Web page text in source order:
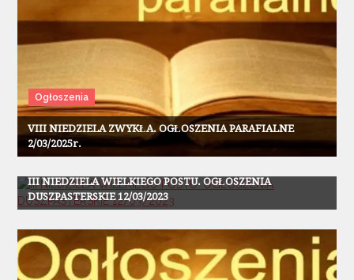
Ogłoszenia
VIII NIEDZIELA ZWYKŁA. OGŁOSZENIA PARAFIALNE
2/03/2025r.
Ogłoszenia
III NIEDZIELA WIELKIEGO POSTU. OGŁOSZENIA
DUSZPASTERSKIE 12/03/2023